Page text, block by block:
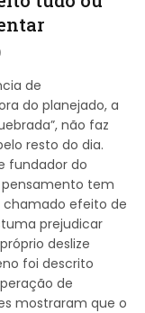
de
do planejado, a
não faz
resto do dia.
fundador do
pensamento tem
efeito de
prejudicar
deslize
foi descrito
de
mostraram que o